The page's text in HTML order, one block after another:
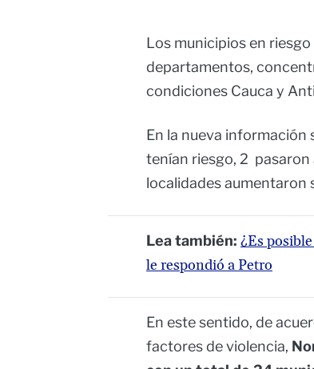
Los municipios en
departamentos,
condiciones Cauca y
En la nueva información
tenían riesgo, 2 pasaron
localidades aumentaron
Lea también: ¿Es
le respondió a Petro
En este sentido, de
factores de violencia,